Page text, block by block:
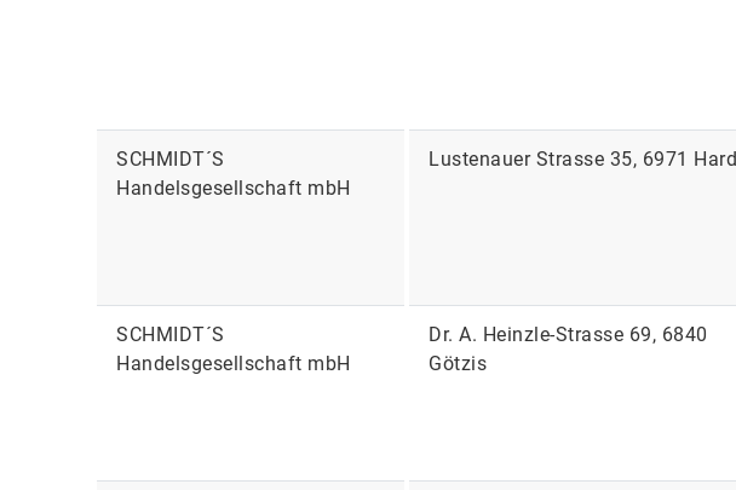
SCHMIDT´S
Handelsgesellschaft mbH
Lustenauer Strasse 35, 6971 Hard
SCHMIDT´S
Handelsgesellschaft mbH
Dr. A. Heinzle-Strasse 69, 6840
Götzis